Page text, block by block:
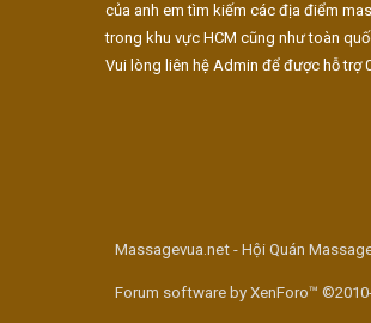
của anh em tìm kiếm các địa điểm
trong khu vực HCM cũng như toàn
Vui lòng liên hệ Admin để được hỗ trợ
Massagevua.net - Hội Quán
Forum software by XenForo™